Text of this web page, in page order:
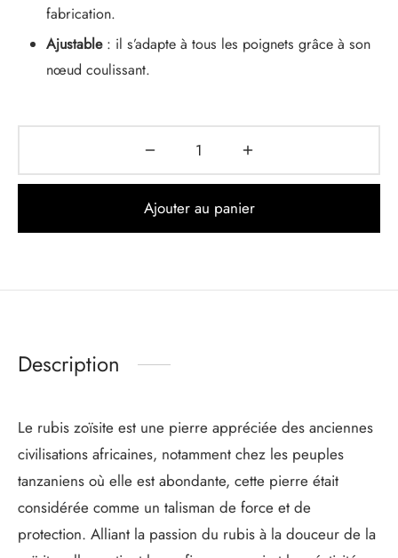
fabrication.
Ajustable: il s’adapte à tous les poignets grâce à son
nœud coulissant.
Ajouter au panier
Description
Le rubis zoïsite est une pierre appréciée des anciennes
civilisations africaines, notamment chez les peuples
tanzaniens où elle est abondante, cette pierre était
considérée comme un talisman de force et de
protection. Alliant la passion du rubis à la douceur de la